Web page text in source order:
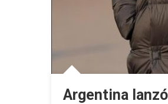
Argentina